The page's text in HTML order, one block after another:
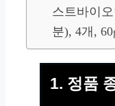
스트바이
분), 4개,
1. 정품